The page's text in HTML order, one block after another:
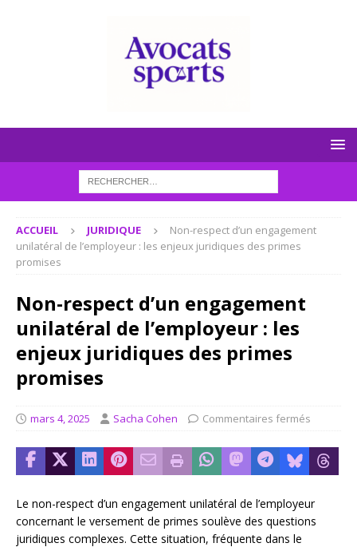
ACCUEIL JURIDIQUE
Non-respect d’un engagement
unilatéral de l’employeur : les enjeux juridiques des primes
promises
Non-respect d’un engagement
unilatéral de l’employeur : les
enjeux juridiques des primes
promises
mars 4, 2025 Sacha Cohen Commentaires fermés
Le non-respect d’un engagement unilatéral de l’employeur
concernant le versement de primes soulève des questions
juridiques complexes. Cette situation, fréquente dans le